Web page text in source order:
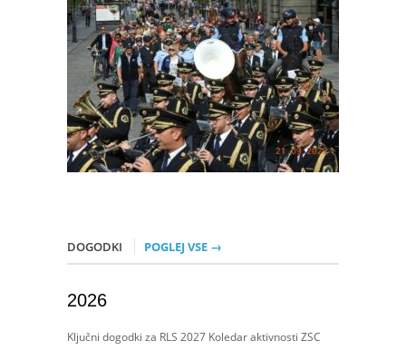
DOGODKI POGLEJ VSE →
2026
Ključni dogodki za RLS 2027 Koledar aktivnosti ZSC